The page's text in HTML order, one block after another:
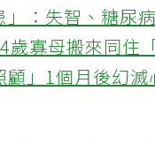
」：失智、糖尿
歲寡母搬來同住
顧」1個月後幻滅